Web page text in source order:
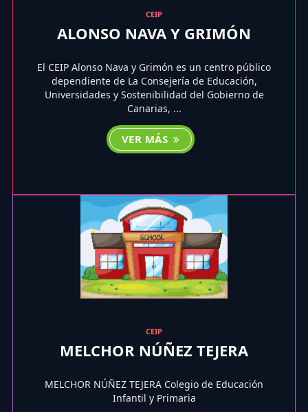
CEIP
ALONSO NAVA Y GRIMÓN
El CEIP Alonso Nava y Grimón es un centro público
dependiente de La Consejería de Educación,
Universidades y Sostenibilidad del Gobierno de
Canarias, ...
VER MÁS
CEIP
MELCHOR NÚÑEZ TEJERA
MELCHOR NÚÑEZ TEJERA Colegio de Educación
Infantil y Primaria